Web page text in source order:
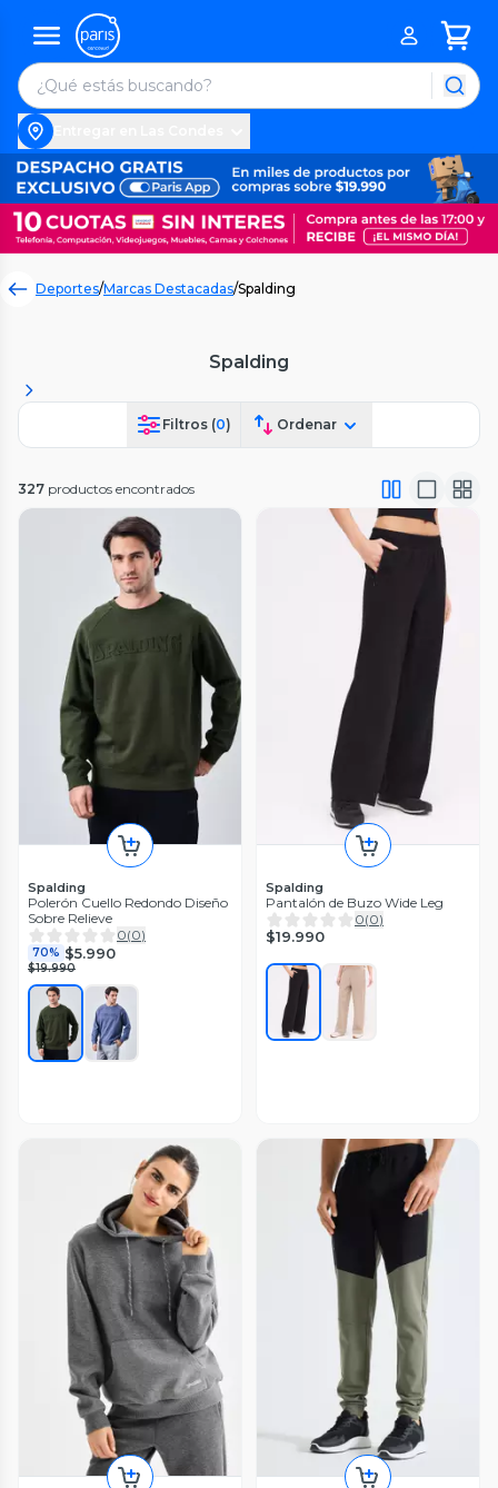
Deportes/Marcas Destacadas/Spalding
Spalding
Filtros (0) Ordenar
327 productos encontrados
Spalding
Polerón Cuello Redondo Diseño
Sobre Relieve
0(0)
70% $5.990
$19.990
Spalding
Pantalón de Buzo Wide Leg
0(0)
$19.990